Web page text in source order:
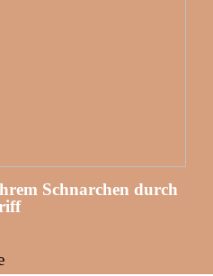
Schnarchen durch